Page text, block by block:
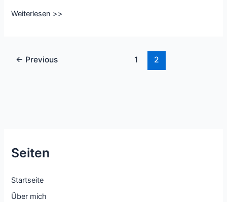
Am
Idee
Weiterlesen >>
← Previous 1 2
Seiten
Startseite
Über mich